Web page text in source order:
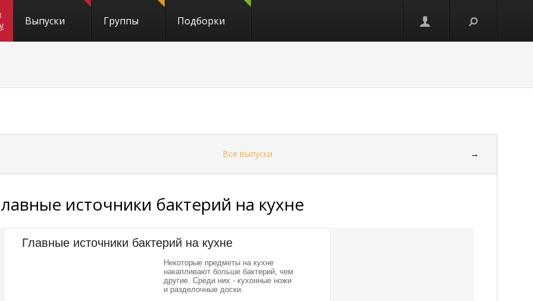
Выпуски Группы Подборки
Все выпуски →
источники бактерий на кухне
Главные источники бактерий на кухне
Некоторые предметы на кухне
накапливают больше бактерий, чем
другие. Среди них - кухонные ножи
и разделочные доски.